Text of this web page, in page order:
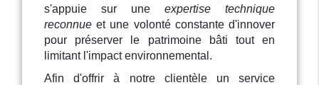
s'appuie sur une expertise technique
reconnue et une volonté constante d'innover
pour préserver le patrimoine bâti tout en
limitant l'impact environnemental.
Afin d'offrir à notre clientèle un service